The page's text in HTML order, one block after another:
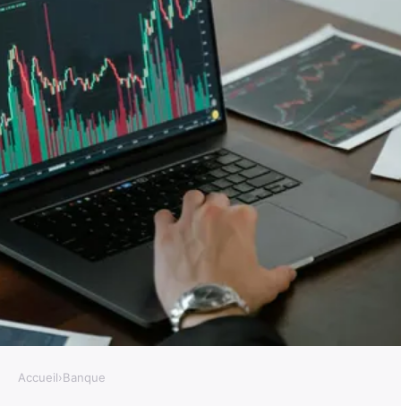
Accueil›Banque